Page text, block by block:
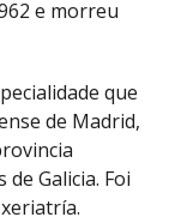
e morreu
que
de Madrid,
Galicia. Foi